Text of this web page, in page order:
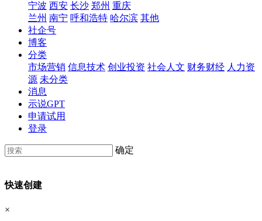
宁波 西安 长沙 郑州 重庆
兰州 南宁 呼和浩特 哈尔滨 其他
社企号
博客
分类
市场营销 信息技术 创业投资 社会人文 财务财经 人力资
源 未分类
消息
示说GPT
申请试用
登录
确定
快速创建
×